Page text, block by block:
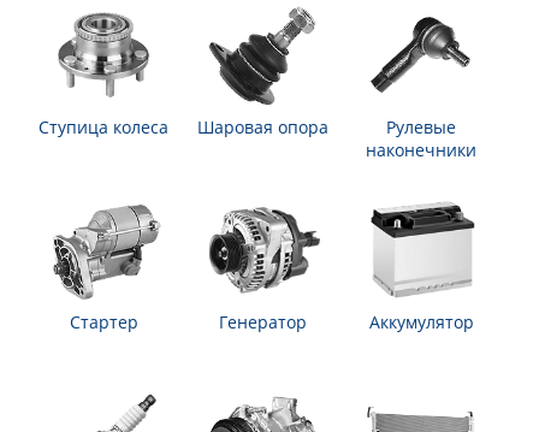
Ступица колеса Шаровая опора
Рулевые
наконечники
Стартер Генератор Аккумулятор